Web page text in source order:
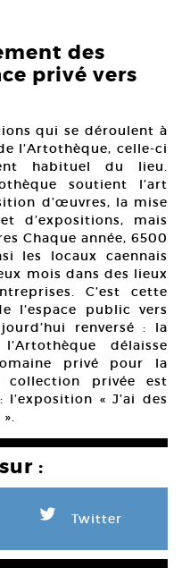
des
privé vers
qui se déroulent à
l’Artothèque, celle-ci
habituel du lieu.
soutient l’art
d’œuvres, la mise
d’expositions, mais
Chaque année, 6500
les locaux caennais
mois dans des lieux
C’est cette
l’espace public vers
renversé : la
délaisse
privé pour la
privée est
« J’ai des
:
L Twitter